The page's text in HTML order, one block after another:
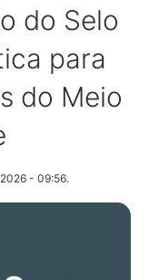
do Selo
para
do Meio
- 09:56.